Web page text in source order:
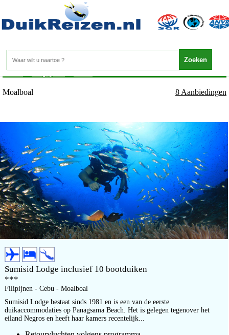
Filipijnen - Cebu - Moalboal
Home>Filipijnen>Cebu>Moalboal
Moalboal 8 Aanbiedingen
Sumisid Lodge inclusief 10 bootduiken
***
Filipijnen - Cebu - Moalboal
Sumisid Lodge bestaat sinds 1981 en is een van de eerste
duikaccommodaties op Panagsama Beach. Het is gelegen tegenover het
eiland Negros en heeft haar kamers recentelijk...